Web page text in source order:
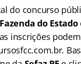
do concurso
do Estado
as inscrições